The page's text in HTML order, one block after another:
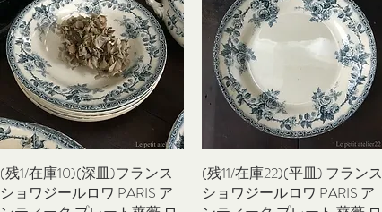
クイックビュー
(残1/在庫10)(深皿)フランス
ショワジールロワ PARIS ア
クイックビュー
(残11/在庫22)(平皿) フランス
ショワジールロワ PARIS ア